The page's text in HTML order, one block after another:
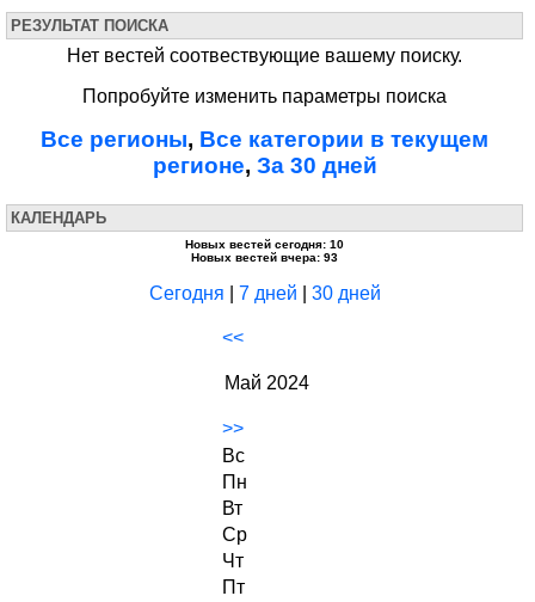
РЕЗУЛЬТАТ ПОИСКА
Нет вестей соотвествующие вашему поиску.
Попробуйте изменить параметры поиска
Все регионы, Все категории в текущем
регионе, За 30 дней
КАЛЕНДАРЬ
Новых вестей сегодня: 10
Новых вестей вчера: 93
Сегодня 7 дней 30 дней
<<
Май 2024
>>
Вс
Пн
Вт
Ср
Чт
Пт